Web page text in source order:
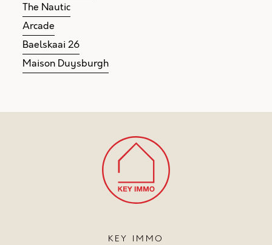
The Nautic
Arcade
Baelskaai 26
Maison Duysburgh
KEY IMMO